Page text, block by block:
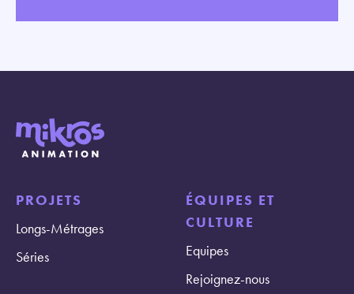
PROJETS
Longs-Métrages
Séries
ÉQUIPES ET
CULTURE
Equipes
Rejoignez-nous